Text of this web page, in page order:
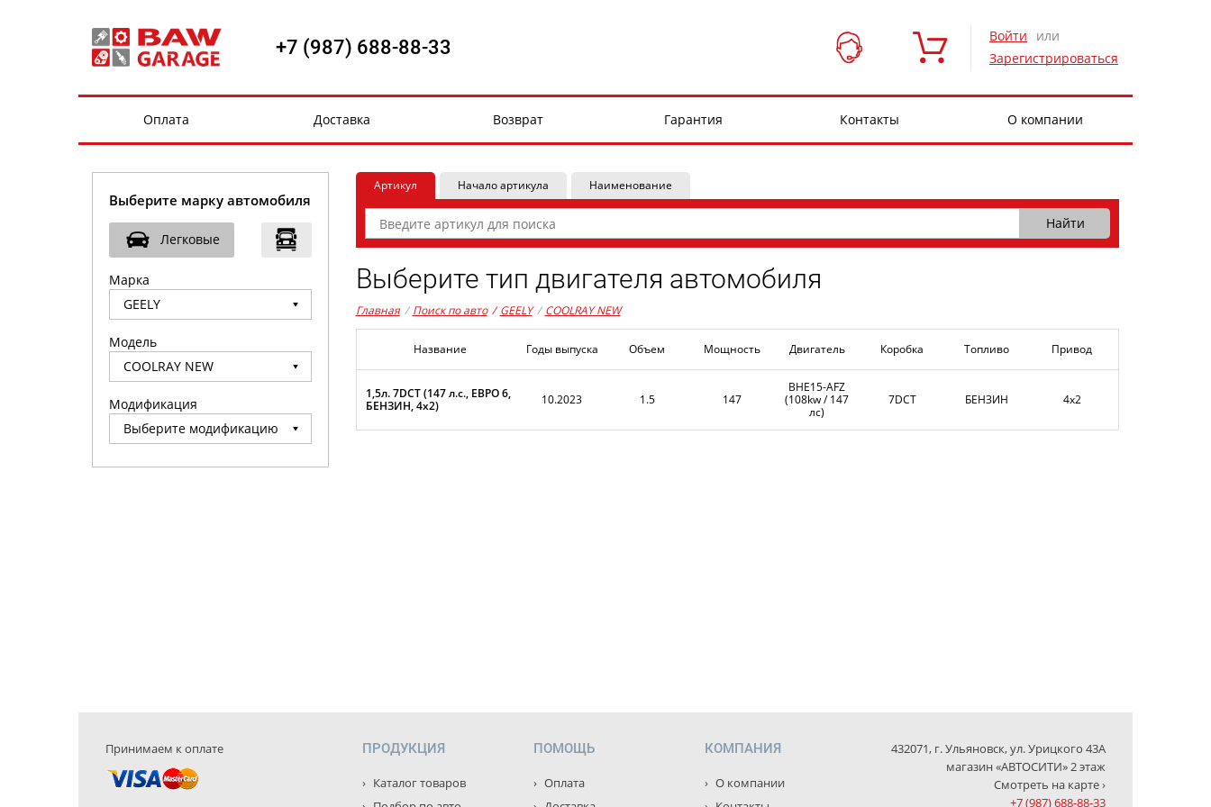
+7 (987) 688-88-33 Войти
или
Зарегистрироваться
Оплата Доставка Возврат Гарантия Контакты О компании
Выберите марку автомобиля
Легковые
Марка
Модель
Модификация
Артикул Начало артикула Наименование
Выберите тип двигателя автомобиля
Главная / Поиск по авто / GEELY / COOLRAY NEW
Название Годы выпуска Объем Мощность Двигатель Коробка Топливо Привод
1,5л. 7DCT (147 л.с., ЕВРО 6,
БЕНЗИН, 4x2)
10.2023 1.5 147
BHE15-AFZ
(108kw / 147
лс)
7DCT БЕНЗИН 4x2
Принимаем к оплате ПРОДУКЦИЯ
Каталог товаров
ПОМОЩЬ
Оплата
КОМПАНИЯ
О компании
432071, г. Ульяновск, ул. Урицкого 43А
магазин «АВТОСИТИ» 2 этаж
Смотреть на карте ›
+7 (987) 688-88-33